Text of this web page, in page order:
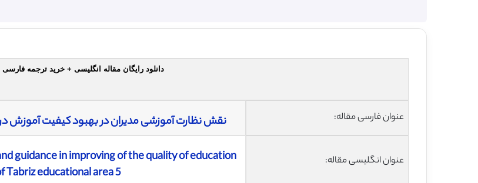
دانلود رایگان مقاله انگلیسی + خرید ترجمه فارسی
عنوان فارسی مقاله: نقش نظارت آموزشی مدیران در بهبود کیفیت آموزش در
عنوان انگلیسی مقاله:
guidance in improving of the quality of education
Tabriz educational area 5